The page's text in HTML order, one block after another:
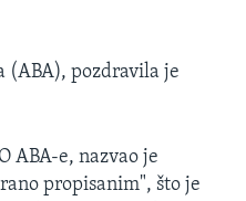
(ABA), pozdravila je
ABA-e, nazvao je
propisanim", što je